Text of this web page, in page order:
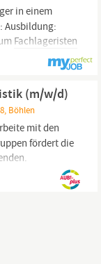
in einem
Ausbildung:
Fachlageristen
im
mit
(m/w/d)
Böhlen
mit den
fördert die
einen guten